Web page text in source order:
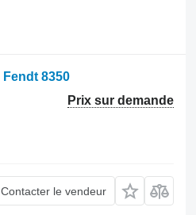
8350
Prix sur demande
Contacter le vendeur